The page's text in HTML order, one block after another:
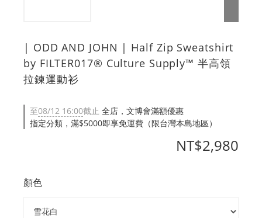
| ODD AND JOHN | Half Zip Sweatshirt
by FILTER017® Culture Supply™ 半高領
拉鍊運動衫
至08/12 16:00截止 全店，文博會滿額優惠
指定分類，滿$5000即享免運費（限台灣本島地區）
NT$2,980
顏色